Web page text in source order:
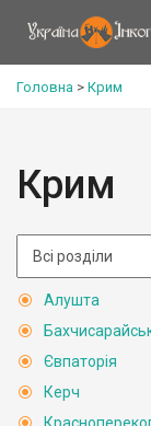
Головна > Крим
Крим
Алушта
Євпаторія
Керч